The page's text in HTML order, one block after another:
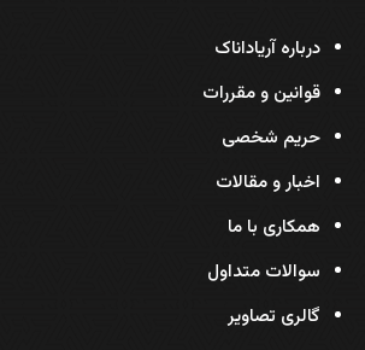
درباره آریاداناک
قوانین و مقررات
حریم شخصی
اخبار و مقالات
همکاری با ما
سوالات متداول
گالری تصاویر